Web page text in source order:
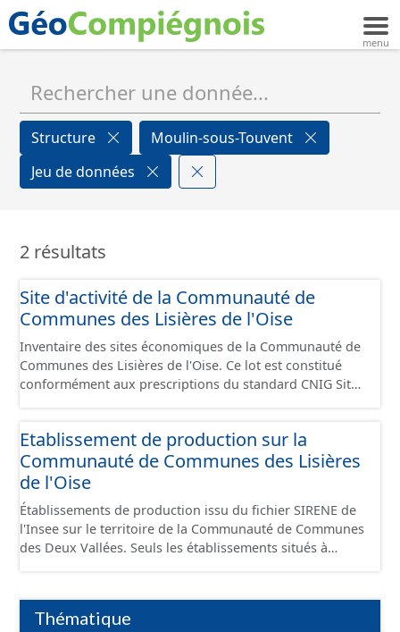
Structure
Moulin-sous-Touvent
Jeu de données
2 résultats
Site d'activité de la Communauté de
Communes des Lisières de l'Oise
Inventaire des sites économiques de la Communauté de
Communes des Lisières de l'Oise. Ce lot est constitué
conformément aux prescriptions du standard CNIG Sites
Etablissement de production sur la
Communauté de Communes des Lisières
de l'Oise
Établissements de production issu du fichier SIRENE de
l'Insee sur le territoire de la Communauté de Communes
des Deux Vallées. Seuls les établissements situés à
conformément aux prescriptions du standard CNIG Sites
Économiques. Ce lot ne contient pas la référence aux
Thématique